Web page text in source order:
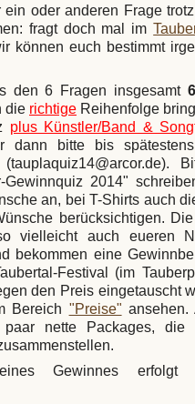
oder anderen Frage
fragt doch mal im
können euch bestimmt
den 6 Fragen insgesamt
die richtige Reihenfolge
plus Künstler/Band &
dann bitte bis
(tauplaquiz14@arcor.de).
Gewinnquiz 2014"
an, bei T-Shirts auch
berücksichtigen.
vielleicht auch eueren
bekommen eine
Festival (im
den Preis eingetauscht
Bereich "Preise" ansehen.
nette Packages, die
Gewinnes erfolgt